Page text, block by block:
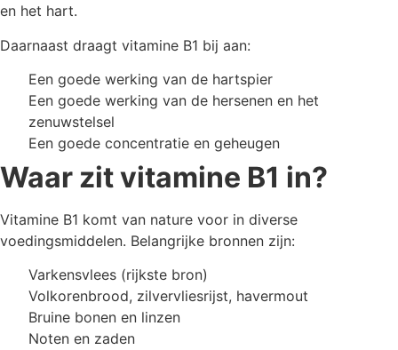
en het hart.
Daarnaast draagt vitamine B1 bij aan:
Een goede werking van de hartspier
Een goede werking van de hersenen en het
zenuwstelsel
Een goede concentratie en geheugen
Waar zit vitamine B1 in?
Vitamine B1 komt van nature voor in diverse
voedingsmiddelen. Belangrijke bronnen zijn:
Varkensvlees (rijkste bron)
Volkorenbrood, zilvervliesrijst, havermout
Bruine bonen en linzen
Noten en zaden